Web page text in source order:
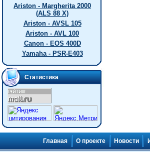
Ariston - Margherita 2000
(ALS 88 X)
Ariston - AVSL 105
Ariston - AVL 100
Canon - EOS 400D
Yamaha - PSR-E403
Статистика
Главная О проекте Новости